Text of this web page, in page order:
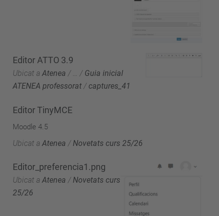
Editor ATTO 3.9
Ubicat a Atenea / … / Guia inicial
ATENEA professorat / captures_41
Editor TinyMCE
Moodle 4.5
Ubicat a Atenea /Novetats curs 25/26
Editor_preferencia1.png
Ubicat a Atenea /Novetats curs
25/26